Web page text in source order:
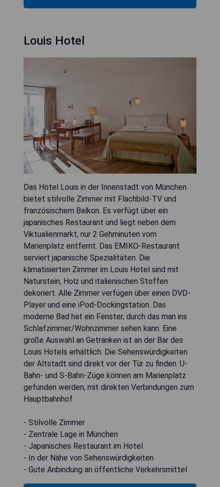
Louis Hotel
Das Hotel Louis in der Innenstadt von München
bietet stilvolle Zimmer mit Flachbild-TV und
französischem Balkon. Es verfügt über ein
japanisches Restaurant und liegt neben dem
Viktualienmarkt, nur 2 Gehminuten vom
Marienplatz entfernt. Das EMIKO-Restaurant
serviert japanische Spezialitäten. Die
klimatisierten Zimmer im Louis Hotel sind mit
Naturstein, Holz und italienischen Stoffen
dekoriert. Alle Zimmer verfügen über einen DVD-
Player und eine iPod-Dockingstation. Das
moderne Bad hat ein Fenster, durch das man ins
Schlafzimmer/Wohnzimmer sehen kann. Eine
große Auswahl an Getränken ist an der Bar des
Louis Hotels erhältlich. Die Sehenswürdigkeiten
der Altstadt sind direkt vor der Tür zu finden. U-
Bahn- und S-Bahn-Züge können am Marienplatz
gefunden werden, mit direkten Verbindungen zum
Hauptbahnhof.
- Stilvolle Zimmer
- Zentrale Lage in München
- Japanisches Restaurant im Hotel
- In der Nähe von Sehenswürdigkeiten
- Gute Anbindung an öffentliche Verkehrsmittel